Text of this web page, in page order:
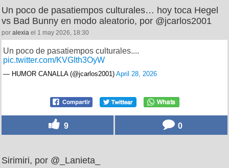
Un poco de pasatiempos culturales… hoy toca Hegel
vs Bad Bunny en modo aleatorio, por @jcarlos2001
por alexia el 1 may 2026, 18:30
Un poco de pasatiempos culturales....
pic.twitter.com/KVGIth3OyW
— HUMOR CANALLA (@jcarlos2001) April 28, 2026
9 0
Sirimiri, por @_Lanieta_